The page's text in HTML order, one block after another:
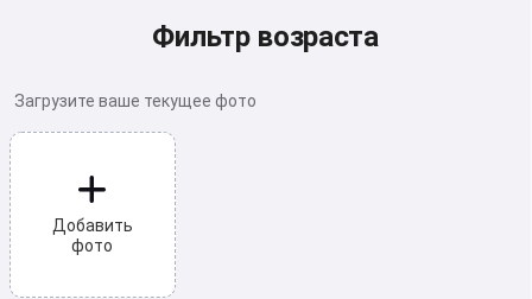
Фильтр возраста
Загрузите ваше текущее фото
Добавить
фото